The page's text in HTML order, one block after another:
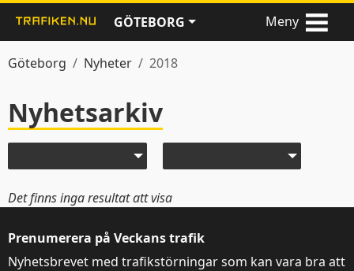
GÖTEBORG Meny
Göteborg Nyheter 2018
Nyhetsarkiv
Nyheter
Det finns inga resultat att visa
Prenumerera på Veckans trafik
Nyhetsbrevet med trafikstörningar som kan vara bra att